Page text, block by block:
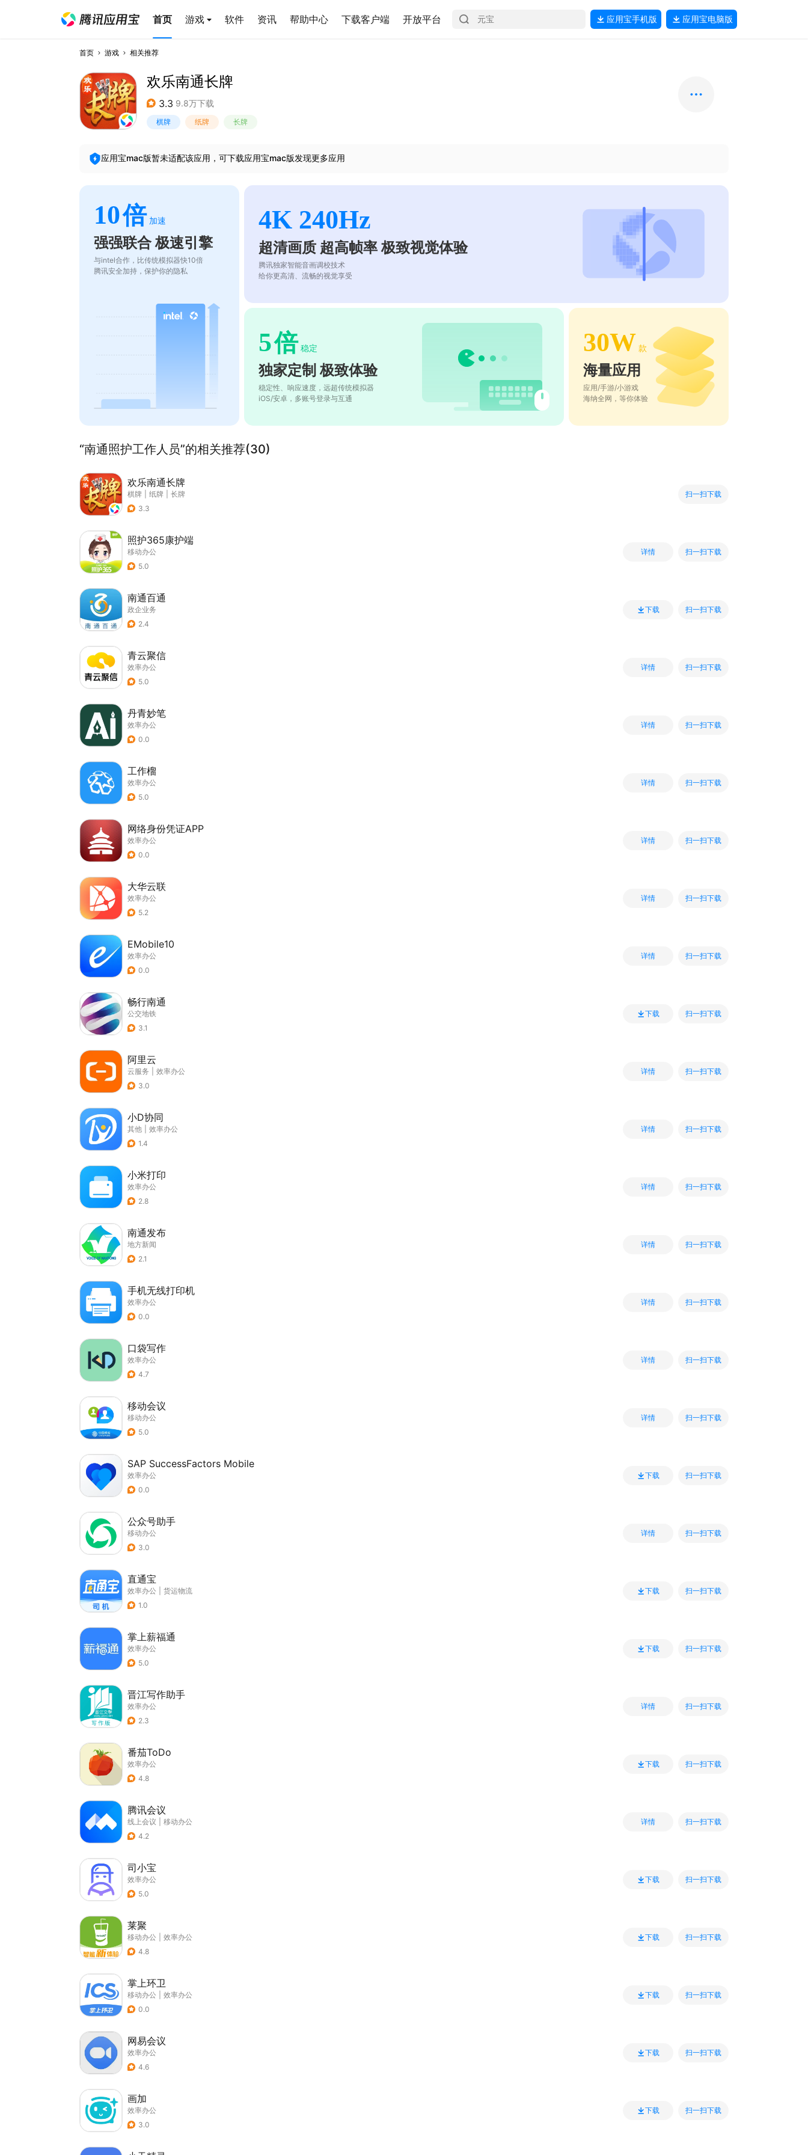
首页 游戏 软件 资讯 帮助中心 下载客户端 开放平台 应用宝手机版 应用宝电脑版
首页 游戏 相关推荐
欢乐南通长牌
3.3 9.8万下载
棋牌 纸牌 长牌
应用宝mac版暂未适配该应用，可下载应用宝mac版发现更多应用
10倍 加速
强强联合 极速引擎
与intel合作，比传统模拟器快10倍
腾讯安全加持，保护你的隐私
4K 240Hz
超清画质 超高帧率 极致视觉体验
腾讯独家智能音画调校技术
给你更高清、流畅的视觉享受
5倍 稳定
独家定制 极致体验
稳定性、响应速度，远超传统模拟器
iOS/安卓，多账号登录与互通
30W 款
海量应用
应用/手游/小游戏
海纳全网，等你体验
“南通照护工作人员”的相关推荐(30)
欢乐南通长牌
棋牌 纸牌
长牌
3.3
扫一扫下载
照护365康护端
移动办公
5.0
详情 扫一扫下载
南通百通
政企业务
2.4
下载 扫一扫下载
青云聚信
效率办公
5.0
详情 扫一扫下载
丹青妙笔
效率办公
0.0
详情 扫一扫下载
工作榴
效率办公
5.0
详情 扫一扫下载
网络身份凭证APP
效率办公
0.0
详情 扫一扫下载
大华云联
效率办公
5.2
详情 扫一扫下载
EMobile10
效率办公
0.0
详情 扫一扫下载
畅行南通
公交地铁
3.1
下载 扫一扫下载
阿里云
云服务
效率办公
3.0
详情 扫一扫下载
小D协同
其他
效率办公
1.4
详情 扫一扫下载
小米打印
效率办公
2.8
详情 扫一扫下载
南通发布
地方新闻
2.1
详情 扫一扫下载
手机无线打印机
效率办公
0.0
详情 扫一扫下载
口袋写作
效率办公
4.7
详情 扫一扫下载
移动会议
移动办公
5.0
详情 扫一扫下载
SAP SuccessFactors Mobile
效率办公
0.0
下载 扫一扫下载
公众号助手
移动办公
3.0
详情 扫一扫下载
直通宝
效率办公
货运物流
1.0
下载 扫一扫下载
掌上薪福通
效率办公
5.0
下载 扫一扫下载
晋江写作助手
效率办公
2.3
详情 扫一扫下载
番茄ToDo
效率办公
4.8
下载 扫一扫下载
腾讯会议
线上会议
移动办公
4.2
详情 扫一扫下载
司小宝
效率办公
5.0
下载 扫一扫下载
莱聚
移动办公
效率办公
4.8
下载 扫一扫下载
掌上环卫
移动办公
效率办公
0.0
下载 扫一扫下载
网易会议
效率办公
4.6
下载 扫一扫下载
画加
效率办公
3.0
下载 扫一扫下载